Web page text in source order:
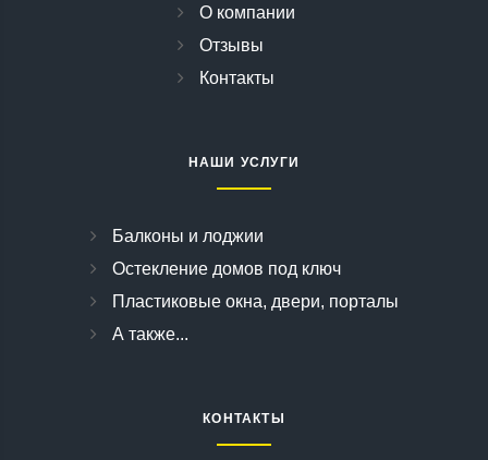
О компании
Отзывы
Контакты
НАШИ УСЛУГИ
Балконы и лоджии
Остекление домов под ключ
Пластиковые окна, двери, порталы
А также...
КОНТАКТЫ